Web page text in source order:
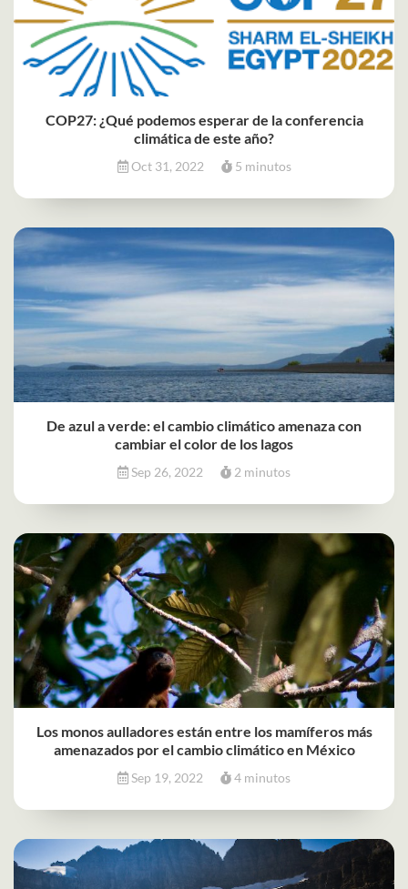
COP27: ¿Qué podemos esperar de la conferencia
climática de este año?
Oct 31, 2022 5 minutos
De azul a verde: el cambio climático amenaza con
cambiar el color de los lagos
Sep 26, 2022 2 minutos
Los monos aulladores están entre los mamíferos más
amenazados por el cambio climático en México
Sep 19, 2022 4 minutos